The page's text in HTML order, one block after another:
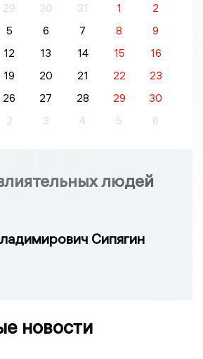
29 30 31 1
2
5 6 7 8
9
12 13 14 15
16
19 20 21 22
23
26 27 28 29
30
2 3 4 5 6
людей
Сипягин
новости